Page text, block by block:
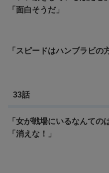
「面白そうだ」
「スピードはハンブラビの
33話
「女が戦場にいるなんての
「 消えな！」